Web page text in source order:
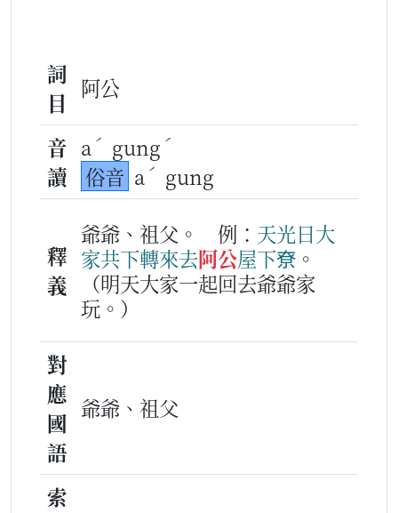
詞
目
阿公
音
讀
a ˊ gung ˊ
俗音 a ˊ gung
釋
義
爺爺、祖父。 例： 天光日大
家共下轉來去阿公屋下尞 。
（明天大家一起回去爺爺家
玩。）
對
應
國
語
爺爺、祖父
索